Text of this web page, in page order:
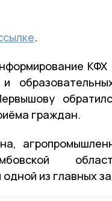
.
КФХ
граждан.
из главных